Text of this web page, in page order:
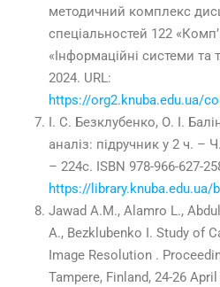
методичний комплекс
спеціальностей 122
«Інформаційні системи та
2024. URL:
https://org2.knuba.edu.ua/
І. С. Безклубенко, О. І.
аналіз: підручник у 2 ч. –
– 224с. ISBN 978-966-627-
https://library.knuba.edu.ua/
Jawad A.M., Alamro L.,
A., Bezklubenko I. Study of
Image Resolution .
Tampere, Finland, 24-26 April